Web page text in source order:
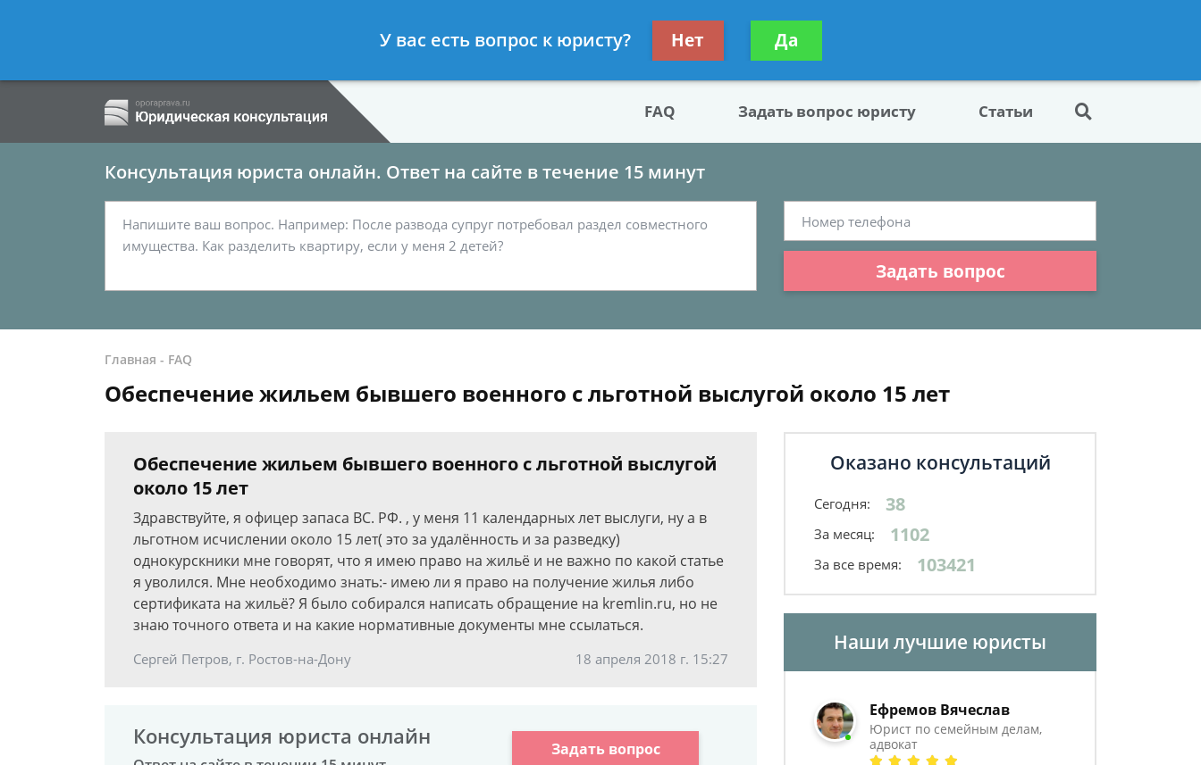
- Семейный юрист, адвокат по разводу
Получите консультацию
бесплатно
FAQ Задать вопрос юристу Статьи
Консультация юриста онлайн. Ответ на сайте в течение 15 минут
Задать вопрос
Главная - FAQ
Обеспечение жильем бывшего военного с льготной выслугой около 15 лет
Обеспечение жильем бывшего военного с льготной выслугой
около 15 лет
Здравствуйте, я офицер запаса ВС. РФ. , у меня 11 календарных лет выслуги, ну а в
льготном исчислении около 15 лет( это за удалённость и за разведку)
однокурскники мне говорят, что я имею право на жильё и не важно по какой статье
я уволился. Мне необходимо знать:- имею ли я право на получение жилья либо
сертификата на жильё? Я было собирался написать обращение на kremlin.ru, но не
знаю точного ответа и на какие нормативные документы мне ссылаться.
Сергей Петров, г. Ростов-на-Дону 18 апреля 2018 г. 15:27
Консультация юриста онлайн Задать вопрос
Оказано консультаций
Сегодня: 38
За месяц: 1102
За все время: 103421
Наши лучшие юристы
Ефремов Вячеслав
Юрист по семейным делам,
адвокат
У вас есть вопрос к юристу? Нет Да